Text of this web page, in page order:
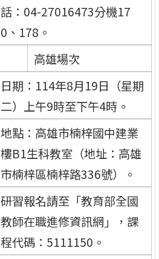
話：04-27016473分機17
0、178。
高雄場次
日期：114年8月19日（星期
二）上午9時至下午4時。
地點：高雄市楠梓國中建業
樓B1生科教室（地址：高雄
市楠梓區楠梓路336號）。
研習報名請至「教育部全國
教師在職進修資訊網」，課
程代碼：5111150。